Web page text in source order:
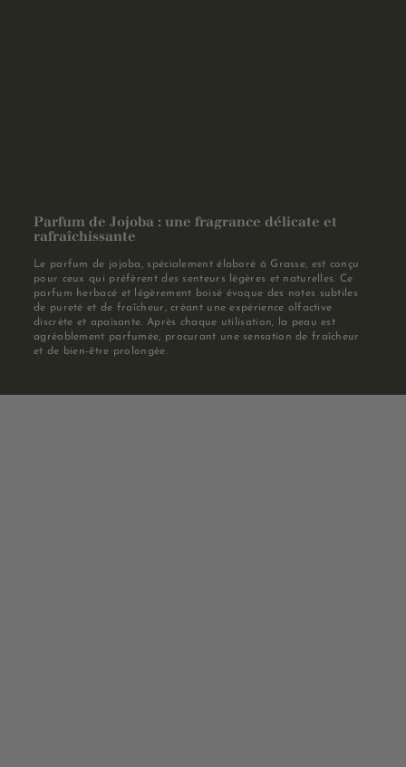
Parfum de Jojoba : une fragrance délicate et
rafraîchissante
Le parfum de jojoba, spécialement élaboré à Grasse, est conçu
pour ceux qui préfèrent des senteurs légères et naturelles. Ce
parfum herbacé et légèrement boisé évoque des notes subtiles
de pureté et de fraîcheur, créant une expérience olfactive
discrète et apaisante. Après chaque utilisation, la peau est
agréablement parfumée, procurant une sensation de fraîcheur
et de bien-être prolongée.